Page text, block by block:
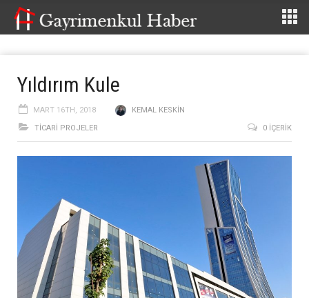
Yıldırım Kule
MART 16TH, 2018
KEMAL KESKIN
TİCARİ PROJELER
0 İÇERIK